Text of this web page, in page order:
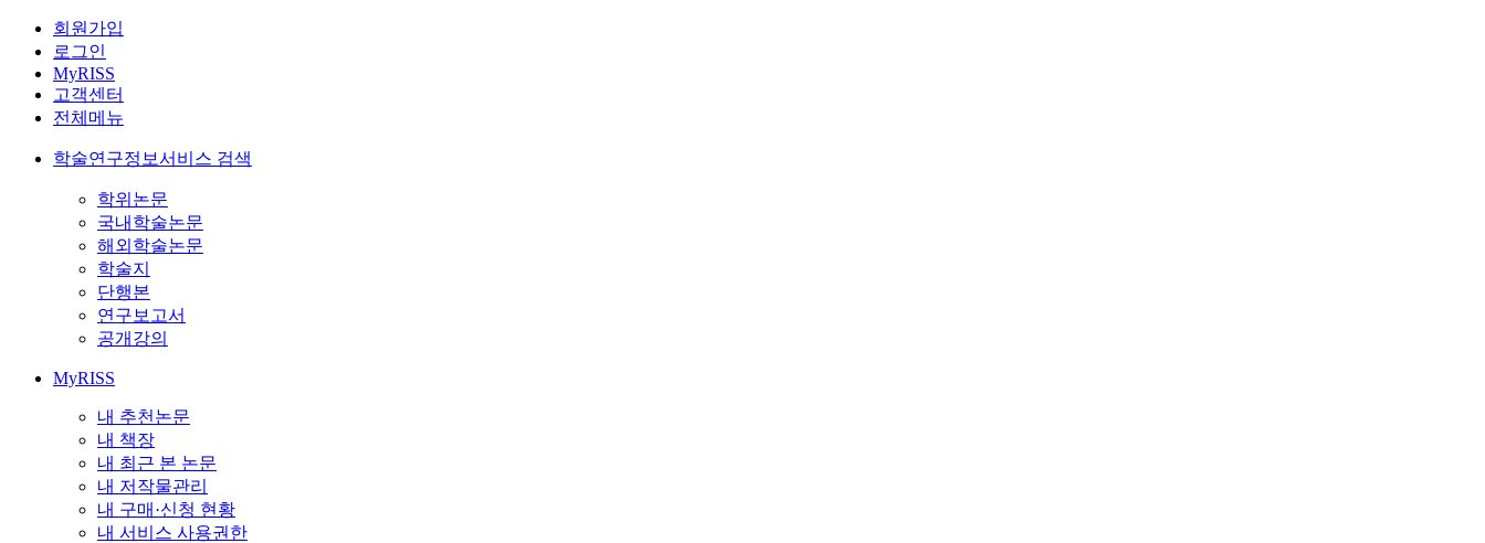
회원가입
로그인
MyRISS
고객센터
전체메뉴
학술연구정보서비스 검색
학위논문
국내학술논문
해외학술논문
학술지
단행본
연구보고서
공개강의
MyRISS
내 추천논문
내 책장
내 최근 본 논문
내 저작물관리
내 구매·신청 현황
내 서비스 사용권한